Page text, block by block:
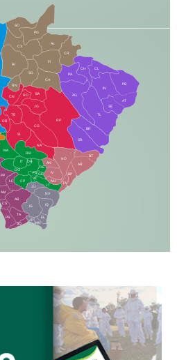
CX
RI
AL
CR
FI
SG
BA
CA
PA
CH CL
PB
SE
TL
AG
BR
SR
BT
AR
RP
RO
JG
CG
SI
NA
TA
NH
JT
RB
MA
IT
DR
DO
CP
JU
NV
IQ
EL
PP
LC
AM
AB
JP
DB
TE
CS
PR
TA
SQ
IG
MN
IN
NO
BP
RN
CN
AN
IV
FS
VC
GD
DE
AT
PG
SO